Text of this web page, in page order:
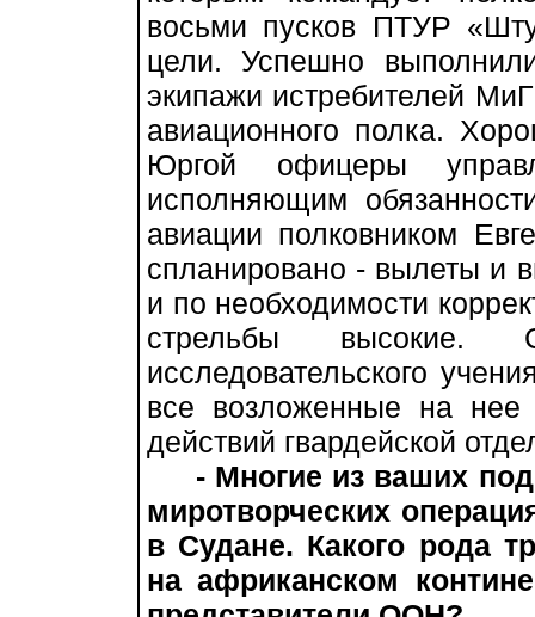
восьми пусков ПТУР
цели. Успешно
экипажи истребителей
авиационного полка.
Юргой офицеры
исполняющим
авиации полковником
спланировано - вылеты и
и по необходимости
стрельбы
исследовательского
все возложенные на
действий гвардейской
- Многие из ваших
миротворческих
в Судане. Какого рода
на африканском